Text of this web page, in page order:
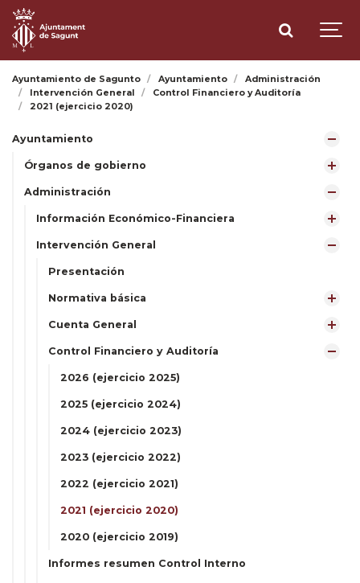
Ayuntamiento de Sagunto Ayuntamiento
Administración
Intervención General
Control Financiero y Auditoría
2021 (ejercicio 2020)
Ayuntamiento
Órganos de gobierno
Administración
Información Económico-Financiera
Intervención General
Presentación
Normativa básica
Cuenta General
Control Financiero y Auditoría
2026 (ejercicio 2025)
2025 (ejercicio 2024)
2024 (ejercicio 2023)
2023 (ejercicio 2022)
2022 (ejercicio 2021)
2021 (ejercicio 2020)
2020 (ejercicio 2019)
Informes resumen Control Interno